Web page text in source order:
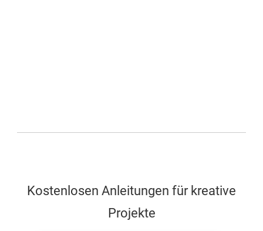
Kostenlosen Anleitungen für kreative
Projekte